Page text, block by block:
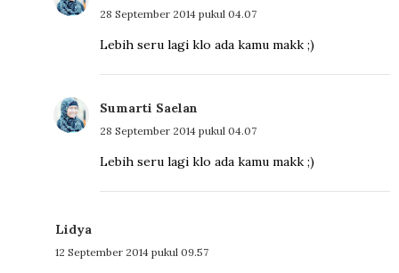
28 September 2014 pukul 04.07
Lebih seru lagi klo ada kamu makk ;)
Sumarti Saelan
28 September 2014 pukul 04.07
Lebih seru lagi klo ada kamu makk ;)
Lidya
12 September 2014 pukul 09.57